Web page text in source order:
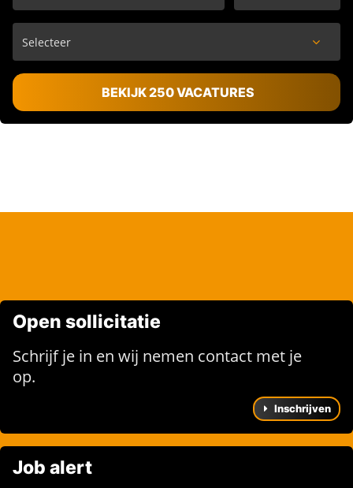
BEKIJK 250 VACATURES
Open sollicitatie
Schrijf je in en wij nemen contact met je
op.
Inschrijven
Job alert